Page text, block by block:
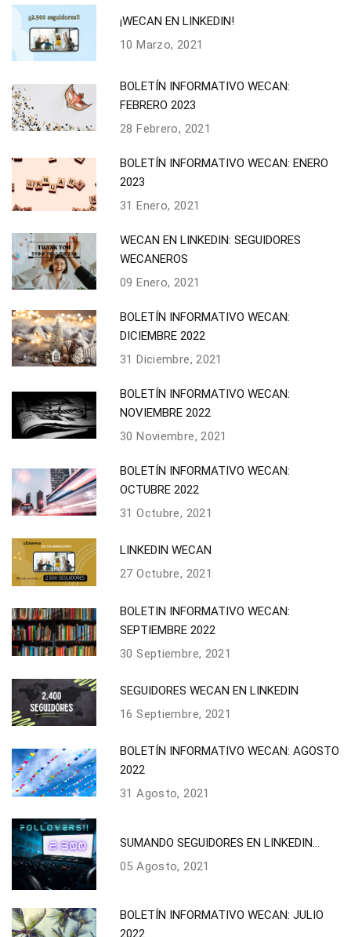
¡WECAN EN LINKEDIN!
10 Marzo, 2021
BOLETÍN INFORMATIVO WECAN:
FEBRERO 2023
28 Febrero, 2021
BOLETÍN INFORMATIVO WECAN: ENERO
2023
31 Enero, 2021
WECAN EN LINKEDIN: SEGUIDORES
WECANEROS
09 Enero, 2021
BOLETÍN INFORMATIVO WECAN:
DICIEMBRE 2022
31 Diciembre, 2021
BOLETÍN INFORMATIVO WECAN:
NOVIEMBRE 2022
30 Noviembre, 2021
BOLETÍN INFORMATIVO WECAN:
OCTUBRE 2022
31 Octubre, 2021
LINKEDIN WECAN
27 Octubre, 2021
BOLETIN INFORMATIVO WECAN:
SEPTIEMBRE 2022
30 Septiembre, 2021
SEGUIDORES WECAN EN LINKEDIN
16 Septiembre, 2021
BOLETÍN INFORMATIVO WECAN: AGOSTO
2022
31 Agosto, 2021
SUMANDO SEGUIDORES EN LINKEDIN...
05 Agosto, 2021
BOLETÍN INFORMATIVO WECAN: JULIO
2022